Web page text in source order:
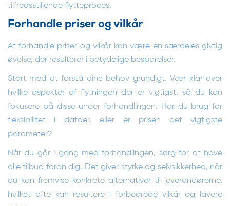
tilfredsstillende flytteproces.
Forhandle priser og vilkår
At forhandle priser og vilkår kan være en særdeles givtig
øvelse, der resulterer i betydelige besparelser.
Start med at forstå dine behov grundigt. Vær klar over
hvilke aspekter af flytningen der er vigtigst, så du kan
fokusere på disse under forhandlingen. Har du brug for
fleksibilitet i datoer, eller er prisen det vigtigste
parameter?
Når du går i gang med forhandlingen, sørg for at have
alle tilbud foran dig. Det giver styrke og selvsikkerhed, når
du kan fremvise konkrete alternativer til leverandørerne,
hvilket ofte kan resultere i forbedrede vilkår og lavere